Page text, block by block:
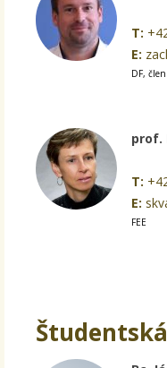
T:
E:
DF,
prof.
T:
E:
FEE